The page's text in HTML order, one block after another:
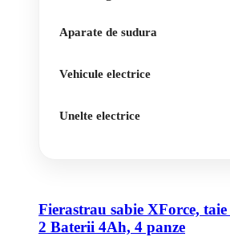
Aparate de sudura
Vehicule electrice
Unelte electrice
Fierastrau sabie XForce,
2 Baterii 4Ah, 4 panze